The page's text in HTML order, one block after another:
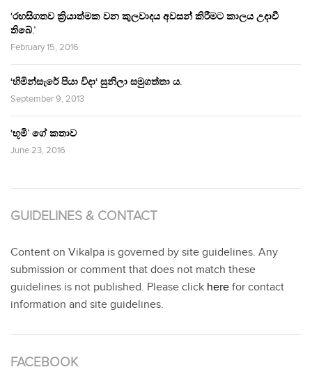
‘රහසිගතව ක්‍රියාත්මක වන කුලවාදය අවසන් කිරීමට කාලය උදාවී
තිබේ.’
February 15, 2016
‘හිමින්සැරේ පියා විදා‘ සුනිලා සමුගත්තා ය.
September 9, 2013
‘භූමි’ ගේ කතාව
June 23, 2016
GUIDELINES & CONTACT
Content on Vikalpa is governed by site guidelines. Any
submission or comment that does not match these
guidelines is not published. Please click here for contact
information and site guidelines.
FACEBOOK